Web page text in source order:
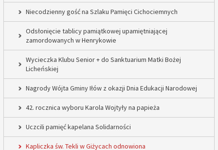
Niecodzienny gość na Szlaku Pamięci Cichociemnych
Odsłonięcie tablicy pamiątkowej upamiętniającej
zamordowanych w Henrykowie
Wycieczka Klubu Senior + do Sanktuarium Matki Bożej
Licheńskiej
Nagrody Wójta Gminy Iłów z okazji Dnia Edukacji Narodowej
42. rocznica wyboru Karola Wojtyły na papieża
Uczcili pamięć kapelana Solidarności
Kapliczka św. Tekli w Giżycach odnowiona